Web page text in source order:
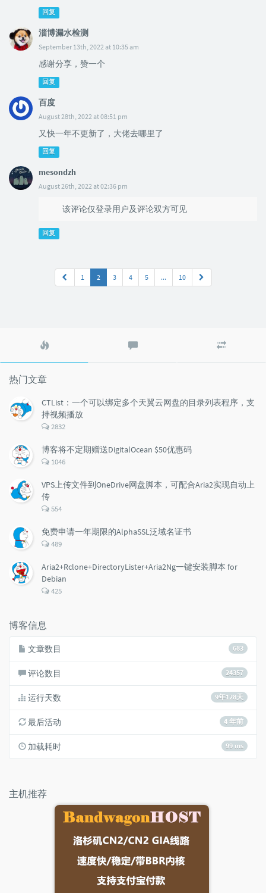
回复
淄博漏水检测
September 13th, 2022 at 10:35 am
感谢分享，赞一个
回复
百度
August 28th, 2022 at 08:51 pm
又快一年不更新了，大佬去哪里了
回复
mesondzh
August 26th, 2022 at 02:36 pm
该评论仅登录用户及评论双方可见
回复
1 2 3 4 5 ... 10
文
评
文
热门文章
CTList：一个可以绑定多个天翼云网盘的目录列表程序，支
持视频播放
评
数：
2832
博客将不定期赠送DigitalOcean $50优惠码
评
数：
1046
VPS上传文件到OneDrive网盘脚本，可配合Aria2实现自动上
传
评
数：
554
免费申请一年期限的AlphaSSL泛域名证书
评
数：
489
Aria2+Rclone+DirectoryLister+Aria2Ng一键安装脚本 for
Debian
评
425
博客信息
683
文章数目
24357
评论数目
9年128天
运行天数
4 年前
最后活动
99 ms
加载耗时
主机推荐